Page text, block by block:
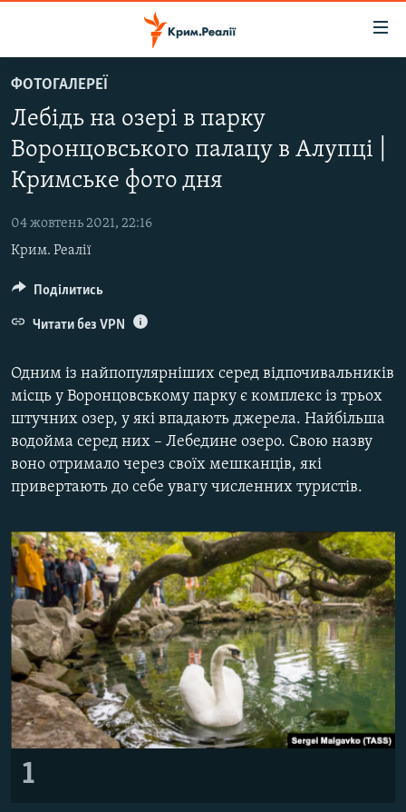
до
основного
матеріалу
Перейти
до
навігації
Перейти
пошуку
ВОДА.КРИМ
ВІДЕО ТА ФОТО
ПОЛІТИКА
БЛОГИ
ПОГЛЯД
ІНТЕРВ'Ю
ВСЕ ЗА ДЕНЬ
ДЕПОРТАЦІЯ
ВІДЕОУРОКИ «ELIFBE»
УКРАЇНСЬКА ПРОБЛЕМА КРИМУ
ЯК ОБІЙТИ БЛОКУВАННЯ
Русский
Qırımtatar
Усі сайти RFE/RL
ФОТОГАЛЕРЕЇ
Лебідь на озері в парку
Воронцовського палацу в Алупці |
Кримське фото дня
04 жовтень 2021, 22:16
Крим. Реалії
Одним із найпопулярніших серед відпочивальників
місць у Воронцовському парку є комплекс із трьох
штучних озер, у які впадають джерела. Найбільша
водойма серед них – Лебедине озеро. Свою назву
воно отримало через своїх мешканців, які
привертають до себе увагу численних туристів.
1
Поділитись
Читати без VPN